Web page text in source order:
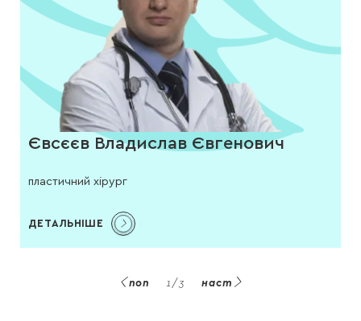
Євсєєв Владислав Євгенович
пластичний хірург
ДЕТАЛЬНІШЕ
поп 1/3 наст